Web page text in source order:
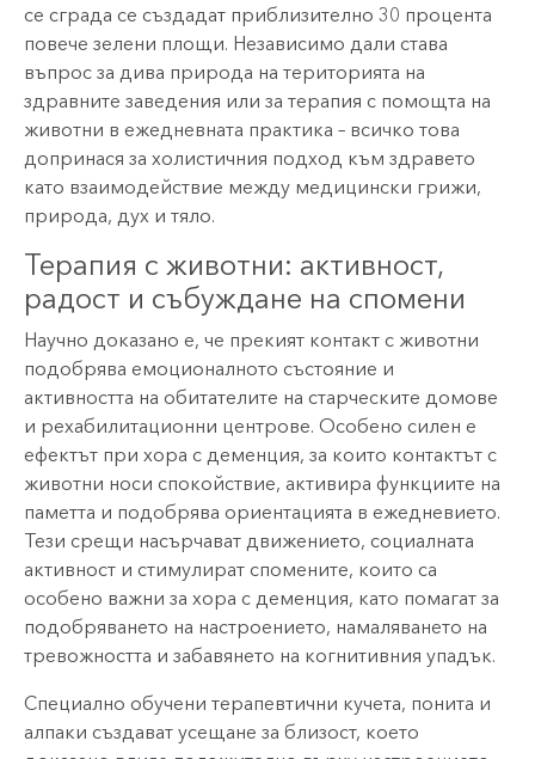
се сграда се създадат приблизително 30 процента
повече зелени площи. Независимо дали става
въпрос за дива природа на територията на
здравните заведения или за терапия с помощта на
животни в ежедневната практика – всичко това
допринася за холистичния подход към здравето
като взаимодействие между медицински грижи,
природа, дух и тяло.
Терапия с животни: активност,
радост и събуждане на спомени
Научно доказано е, че прекият контакт с животни
подобрява емоционалното състояние и
активността на обитателите на старческите домове
и рехабилитационни центрове. Особено силен е
ефектът при хора с деменция, за които контактът с
животни носи спокойствие, активира функциите на
паметта и подобрява ориентацията в ежедневието.
Тези срещи насърчават движението, социалната
активност и стимулират спомените, които са
особено важни за хора с деменция, като помагат за
подобряването на настроението, намаляването на
тревожността и забавянето на когнитивния упадък.
Специално обучени терапевтични кучета, понита и
алпаки създават усещане за близост, което